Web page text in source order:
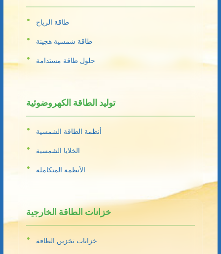
طاقة الرياح
طاقة شمسية هجينة
حلول طاقة مستدامة
توليد الطاقة الكهروضوئية
أنظمة الطاقة الشمسية
الخلايا الشمسية
الأنظمة المتكاملة
خزانات الطاقة الخارجية
خزانات تخزين الطاقة